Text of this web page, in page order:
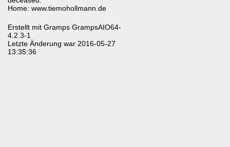
Home: www.tiemohollmann.de
Erstellt mit Gramps GrampsAIO64-
4.2.3-1
Letzte Änderung war 2016-05-27
13:35:36